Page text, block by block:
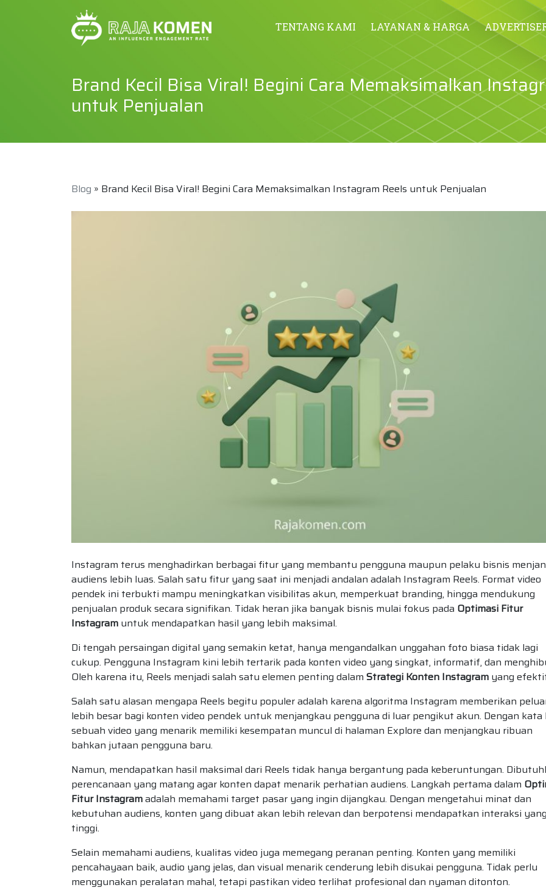
TENTANG KAMI LAYANAN & HARGA
Brand Kecil Bisa Viral! Begini Cara Memaksimalkan
untuk Penjualan
Blog » Brand Kecil Bisa Viral! Begini Cara Memaksimalkan Instagram Reels untuk Penjualan
Instagram terus menghadirkan berbagai fitur yang membantu pengguna maupun pelaku bisnis
audiens lebih luas. Salah satu fitur yang saat ini menjadi andalan adalah Instagram Reels. Format video
pendek ini terbukti mampu meningkatkan visibilitas akun, memperkuat branding, hingga mendukung
penjualan produk secara signifikan. Tidak heran jika banyak bisnis mulai fokus pada Optimasi Fitur
Instagram untuk mendapatkan hasil yang lebih maksimal.
Di tengah persaingan digital yang semakin ketat, hanya mengandalkan unggahan foto biasa tidak lagi
cukup. Pengguna Instagram kini lebih tertarik pada konten video yang singkat, informatif, dan
Oleh karena itu, Reels menjadi salah satu elemen penting dalam Strategi Konten Instagram yang
Salah satu alasan mengapa Reels begitu populer adalah karena algoritma Instagram memberikan
lebih besar bagi konten video pendek untuk menjangkau pengguna di luar pengikut akun. Dengan kata
sebuah video yang menarik memiliki kesempatan muncul di halaman Explore dan menjangkau ribuan
bahkan jutaan pengguna baru.
Namun, mendapatkan hasil maksimal dari Reels tidak hanya bergantung pada keberuntungan.
perencanaan yang matang agar konten dapat menarik perhatian audiens. Langkah pertama dalam
Fitur Instagramadalah memahami target pasar yang ingin dijangkau. Dengan mengetahui minat dan
kebutuhan audiens, konten yang dibuat akan lebih relevan dan berpotensi mendapatkan interaksi yang
tinggi.
Selain memahami audiens, kualitas video juga memegang peranan penting. Konten yang memiliki
pencahayaan baik, audio yang jelas, dan visual menarik cenderung lebih disukai pengguna. Tidak perlu
menggunakan peralatan mahal, tetapi pastikan video terlihat profesional dan nyaman ditonton.